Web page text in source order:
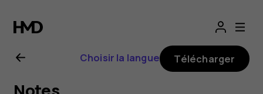
Guide
de
l'utilisateur
Choisir la langue Télécharger